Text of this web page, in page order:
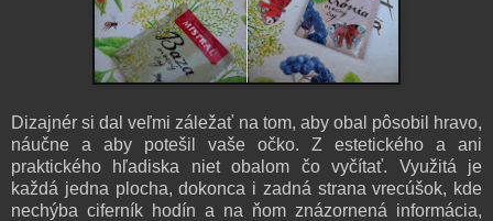
Dizajnér si dal veľmi záležať na tom, aby obal pôsobil hravo,
náučne a aby potešil vaše očko. Z estetického a ani
praktického hľadiska niet obalom čo vyčítať. Využitá je
každá jedna plocha, dokonca i zadná strana vrecúšok, kde
nechýba ciferník hodín a na ňom znázornená informácia,